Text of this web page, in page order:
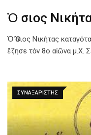
Ὁ Ὅσιος
Ὁ Ὅσιος Νικήτας
ἔζησε τὸν 8ο αἰῶνα μ.Χ.
ΣΥΝΑΞΑΡΙΣΤΗΣ